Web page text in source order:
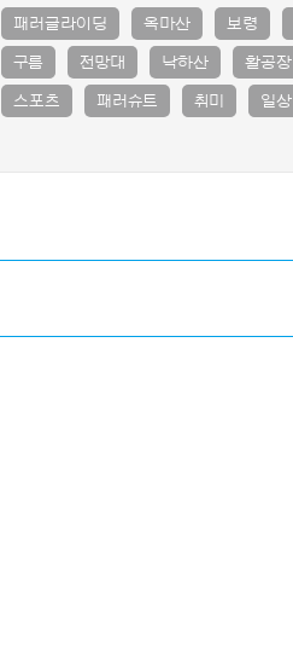
패러글라이딩 옥마산 보령
구름 전망대 낙하산 활공장
스포츠 패러슈트 취미 일상